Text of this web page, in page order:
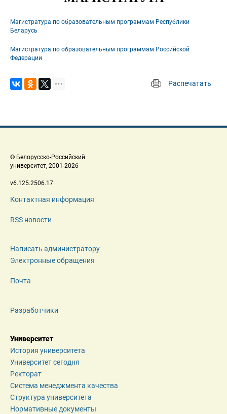
Магистратура по образовательным программам Республики
Беларусь
Магистратура по образовательным программам Российской
Федерации
Распечатать
© Белорусско-Российский
университет, 2001-2026
v6.125.2506.17
Контактная информация
RSS новости
Написать администратору
Электронные обращения
Почта
Разработчики
Университет
История университета
Университет сегодня
Ректорат
Система менеджмента качества
Структура университета
Нормативные документы